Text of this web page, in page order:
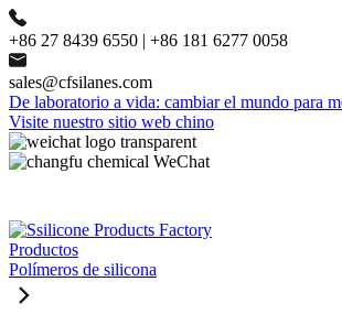
+86 27 8439 6550 | +86 181 6277 0058
sales@cfsilanes.com
De laboratorio a vida: cambiar el mundo para
Visite nuestro sitio web chino
Productos
Polímeros de silicona